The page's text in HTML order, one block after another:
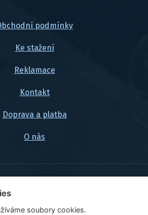
podmínky
Ke stažení
Reklamace
Kontakt
Doprava a platba
O nás
FlexaMi Auto s.r.o.
jsou uvedeny vč. DPH
soubory cookies.